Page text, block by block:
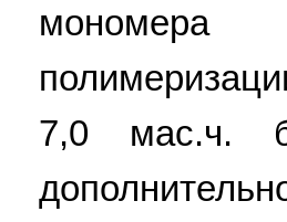
мономера
7,0 мас.ч.